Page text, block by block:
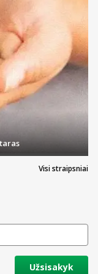
Visi straipsniai
Užsisakyk